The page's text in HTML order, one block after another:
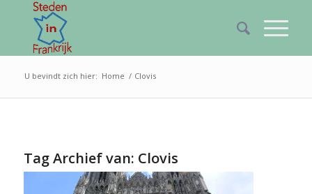
U bevindt zich hier: Home / Clovis
Tag Archief van: Clovis